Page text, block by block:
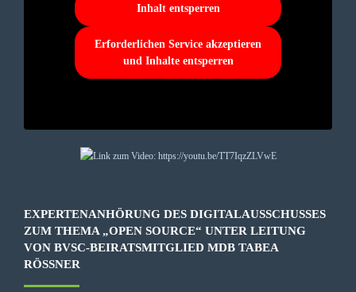
Inhalt entsperren
Erforderlichen Service akzeptieren
und Inhalte entsperren
EXPERTENANHÖRUNG DES DIGITALAUSSCHUSSES
ZUM THEMA „OPEN SOURCE“ UNTER LEITUNG
VON BVSC-BEIRATSMITGLIED MDB TABEA
RÖSSNER